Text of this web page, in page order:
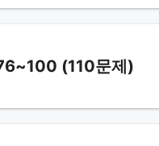
(110문제)